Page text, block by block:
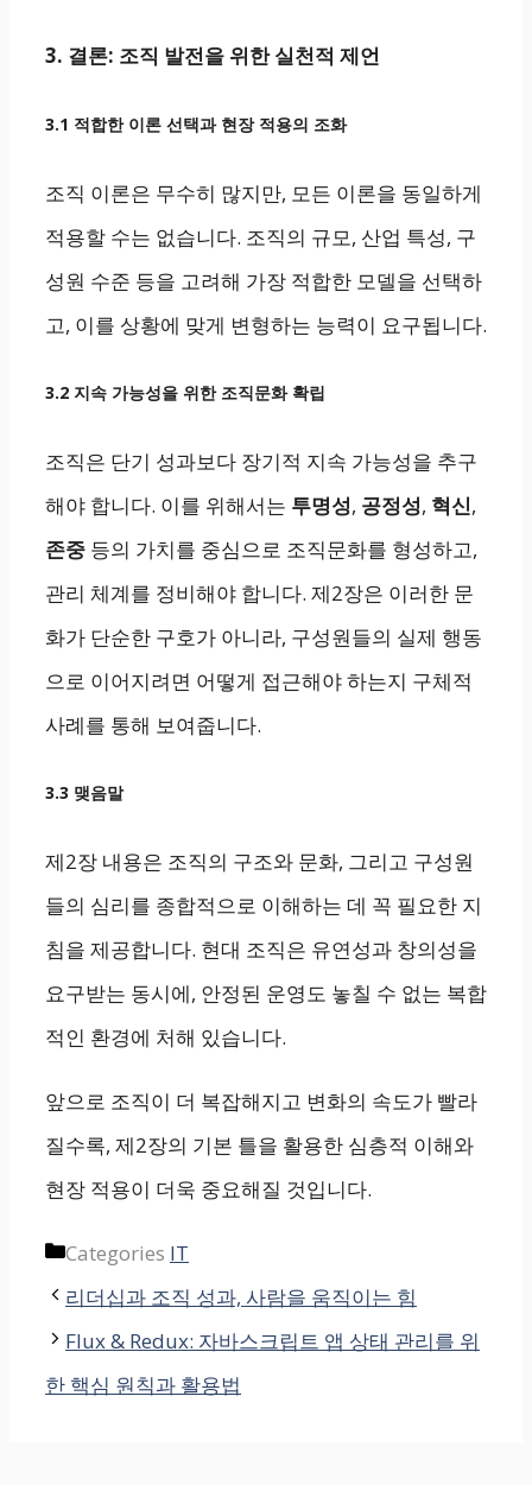
3. 결론: 조직 발전을 위한 실천적 제언
3.1 적합한 이론 선택과 현장 적용의 조화
조직 이론은 무수히 많지만, 모든 이론을 동일하게
적용할 수는 없습니다. 조직의 규모, 산업 특성, 구
성원 수준 등을 고려해 가장 적합한 모델을 선택하
고, 이를 상황에 맞게 변형하는 능력이 요구됩니다.
3.2 지속 가능성을 위한 조직문화 확립
조직은 단기 성과보다 장기적 지속 가능성을 추구
해야 합니다. 이를 위해서는 투명성, 공정성, 혁신,
존중 등의 가치를 중심으로 조직문화를 형성하고,
관리 체계를 정비해야 합니다. 제2장은 이러한 문
화가 단순한 구호가 아니라, 구성원들의 실제 행동
으로 이어지려면 어떻게 접근해야 하는지 구체적
사례를 통해 보여줍니다.
3.3 맺음말
제2장 내용은 조직의 구조와 문화, 그리고 구성원
들의 심리를 종합적으로 이해하는 데 꼭 필요한 지
침을 제공합니다. 현대 조직은 유연성과 창의성을
요구받는 동시에, 안정된 운영도 놓칠 수 없는 복합
적인 환경에 처해 있습니다.
앞으로 조직이 더 복잡해지고 변화의 속도가 빨라
질수록, 제2장의 기본 틀을 활용한 심층적 이해와
현장 적용이 더욱 중요해질 것입니다.
Categories IT
리더십과 조직 성과, 사람을 움직이는 힘
Flux & Redux: 자바스크립트 앱 상태 관리를 위
한 핵심 원칙과 활용법